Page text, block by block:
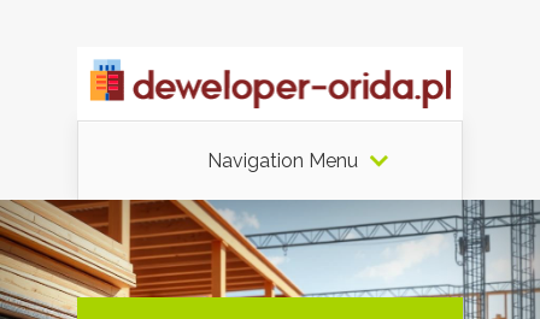
Navigation Menu